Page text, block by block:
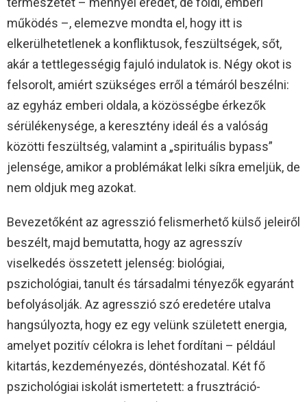
működés –, elemezve mondta el, hogy itt is
elkerülhetetlenek a konfliktusok, feszültségek, sőt,
akár a tettlegességig fajuló indulatok is. Négy okot is
felsorolt, amiért szükséges erről a témáról beszélni:
az egyház emberi oldala, a közösségbe érkezők
sérülékenysége, a keresztény ideál és a valóság
közötti feszültség, valamint a „spirituális bypass”
jelensége, amikor a problémákat lelki síkra emeljük, de
nem oldjuk meg azokat.
Bevezetőként az agresszió felismerhető külső jeleiről
beszélt, majd bemutatta, hogy az agresszív
viselkedés összetett jelenség: biológiai,
pszichológiai, tanult és társadalmi tényezők egyaránt
befolyásolják. Az agresszió szó eredetére utalva
hangsúlyozta, hogy ez egy velünk született energia,
amelyet pozitív célokra is lehet fordítani – például
kitartás, kezdeményezés, döntéshozatal. Két fő
pszichológiai iskolát ismertetett: a frusztráció-